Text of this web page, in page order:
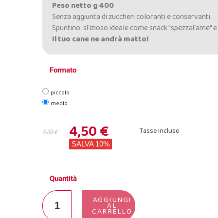
Peso netto g 400
Senza aggiunta di zuccheri coloranti e conservanti.
Spuntino sfizioso ideale come snack "spezzafame"
Il tuo cane ne andrà matto!
Formato
piccolo
medio
5,00 € 4,50 €
SALVA 10%
Tasse incluse
Quantità
AGGIUNGI
AL
CARRELLO